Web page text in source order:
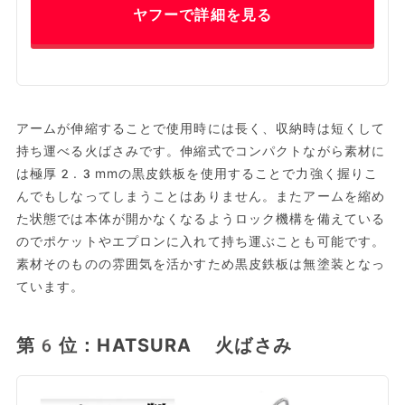
ヤフーで詳細を見る
アームが伸縮することで使用時には長く、収納時は短くして
持ち運べる火ばさみです。伸縮式でコンパクトながら素材に
は極厚2.3mmの黒皮鉄板を使用することで力強く握りこ
んでもしなってしまうことはありません。またアームを縮め
た状態では本体が開かなくなるようロック機構を備えている
のでポケットやエプロンに入れて持ち運ぶことも可能です。
素材そのものの雰囲気を活かすため黒皮鉄板は無塗装となっ
ています。
第6位：HATSURA 火ばさみ